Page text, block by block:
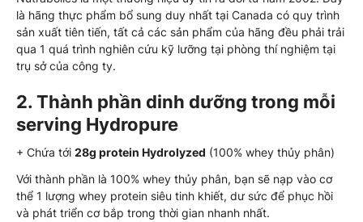
là hãng thực phẩm bổ sung duy nhất tại Canada có quy trình
sản xuất tiên tiến, tất cả các sản phẩm của hãng đều phải trải
qua 1 quá trình nghiên cứu kỹ lưỡng tại phòng thí nghiệm tại
trụ sở của công ty.
2. Thành phần dinh dưỡng trong mỗi
serving Hydropure
+ Chứa tới 28g protein Hydrolyzed (100% whey thủy phân)
Với thành phần là 100% whey thủy phân, bạn sẽ nạp vào cơ
thể 1 lượng whey protein siêu tinh khiết, dư sức để phục hồi
và phát triển cơ bắp trong thời gian nhanh nhất.